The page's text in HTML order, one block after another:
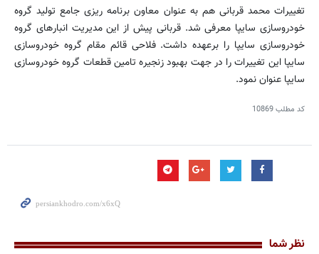
تغییرات محمد قربانی هم به عنوان معاون برنامه ریزی جامع تولید گروه
خودروسازی سایپا معرفی شد. قربانی پیش از این مدیریت انبارهای گروه
خودروسازی سایپا را برعهده داشت. فلاحی قائم مقام گروه خودروسازی
سایپا این تغییرات را در جهت بهبود زنجیره تامین قطعات گروه خودروسازی
سایپا عنوان نمود.
کد مطلب10869
نظر شما